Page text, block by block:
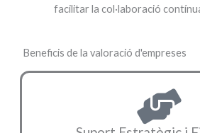
facilitar la col·laboració
Beneficis de la valoració d'empreses